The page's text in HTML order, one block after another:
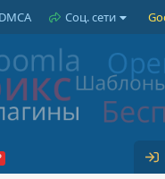
DMCA Соц. сети